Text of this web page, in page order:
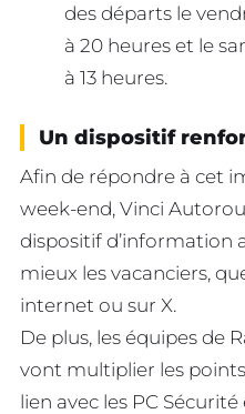
des départs le
à 20 heures et le
à 13 heures.
Un dispositif
Afin de répondre à cet
week-end, Vinci
dispositif d’information
mieux les vacanciers,
internet ou sur X.
De plus, les équipes de
vont multiplier les points
lien avec les PC